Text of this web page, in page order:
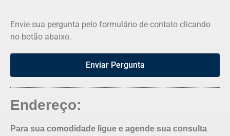
Envie sua pergunta pelo formulário de contato clicando
no botão abaixo.
Enviar Pergunta
Endereço:
Para sua comodidade ligue e agende sua consulta